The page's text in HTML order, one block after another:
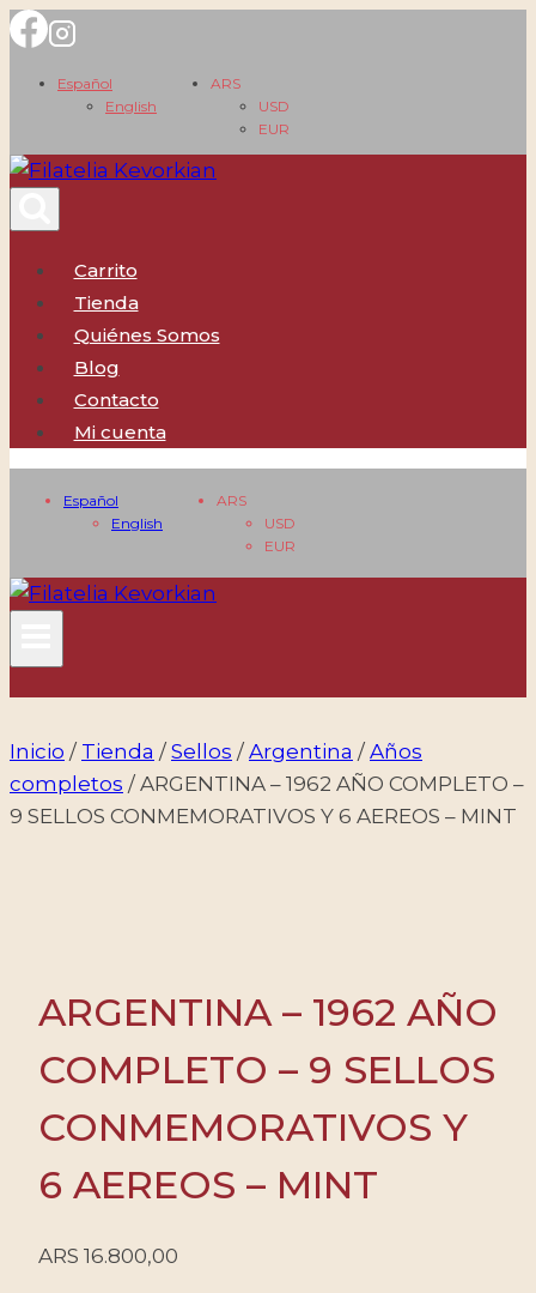
Saltar
contenido
Español
English
ARS
USD
EUR
Carrito
Tienda
Quiénes Somos
Blog
Contacto
Mi cuenta
Español
English
ARS
USD
EUR
Inicio / Tienda / Sellos / Argentina / Años
completos / ARGENTINA – 1962 AÑO COMPLETO –
9 SELLOS CONMEMORATIVOS Y 6 AEREOS – MINT
ARGENTINA – 1962 AÑO
COMPLETO – 9 SELLOS
CONMEMORATIVOS Y
6 AEREOS – MINT
ARS 16.800,00